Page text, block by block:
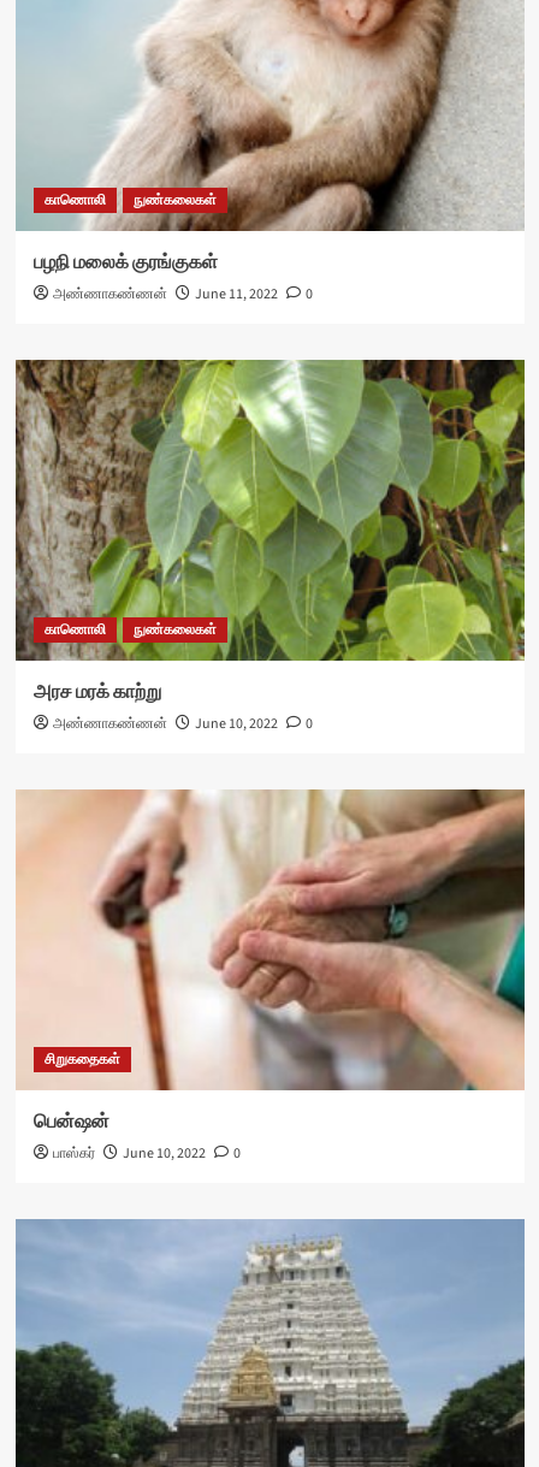
காணொலி நுண்கலைகள்
பழநி மலைக் குரங்குகள்
அண்ணாகண்ணன் June 11, 2022 0
காணொலி நுண்கலைகள்
அரச மரக் காற்று
அண்ணாகண்ணன் June 10, 2022 0
சிறுகதைகள்
பென்ஷன்
பாஸ்கர் June 10, 2022 0